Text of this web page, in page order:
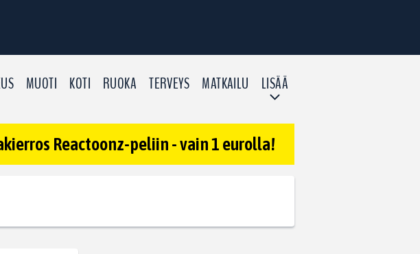
MUOTI KOTI RUOKA TERVEYS MATKAILU LISÄÄ
Reactoonz-peliin - vain 1 eurolla!